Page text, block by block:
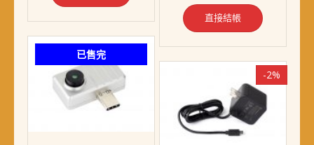
直接結帳
已售完
-2%